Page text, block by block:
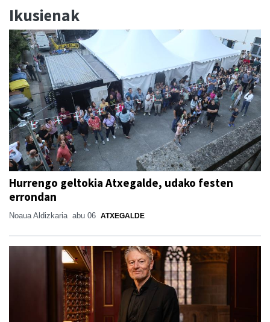
Ikusienak
Hurrengo geltokia Atxegalde, udako festen
errondan
Noaua Aldizkaria abu 06 ATXEGALDE